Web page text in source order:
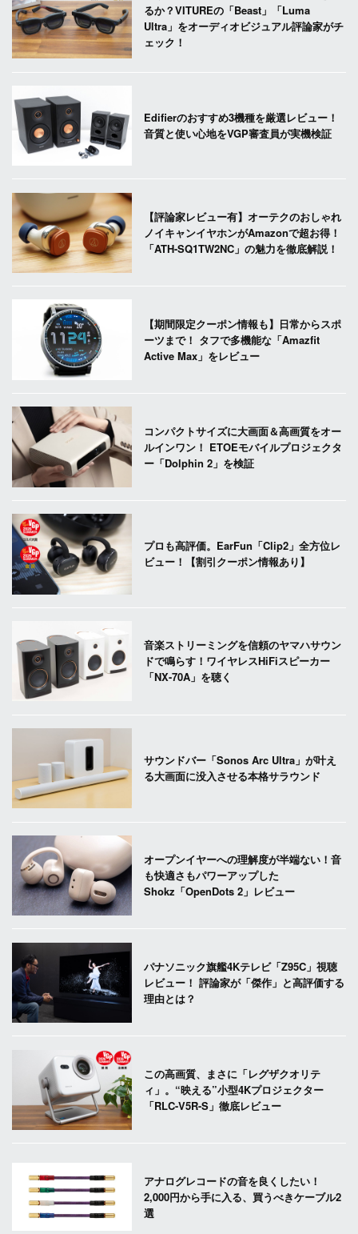
るか？VITUREの「Beast」「Luma
Ultra」をオーディオビジュアル評論家がチ
ェック！
Edifierのおすすめ3機種を厳選レビュー！
音質と使い心地をVGP審査員が実機検証
【評論家レビュー有】オーテクのおしゃれ
ノイキャンイヤホンがAmazonで超お得！
「ATH-SQ1TW2NC」の魅力を徹底解説！
【期間限定クーポン情報も】日常からスポ
ーツまで！ タフで多機能な「Amazfit
Active Max」をレビュー
コンパクトサイズに大画面＆高画質をオー
ルインワン！ ETOEモバイルプロジェクタ
ー「Dolphin 2」を検証
プロも高評価。EarFun「Clip2」全方位レ
ビュー！【割引クーポン情報あり】
音楽ストリーミングを信頼のヤマハサウン
ドで鳴らす！ワイヤレスHiFiスピーカー
「NX-70A」を聴く
サウンドバー「Sonos Arc Ultra」が叶え
る大画面に没入させる本格サラウンド
オープンイヤーへの理解度が半端ない！音
も快適さもパワーアップした
Shokz「OpenDots 2」レビュー
パナソニック旗艦4Kテレビ「Z95C」視聴
レビュー！ 評論家が「傑作」と高評価する
理由とは？
この高画質、まさに「レグザクオリテ
ィ」。“映える”小型4Kプロジェクター
「RLC-V5R-S」徹底レビュー
アナログレコードの音を良くしたい！
2,000円から手に入る、買うべきケーブル2
選